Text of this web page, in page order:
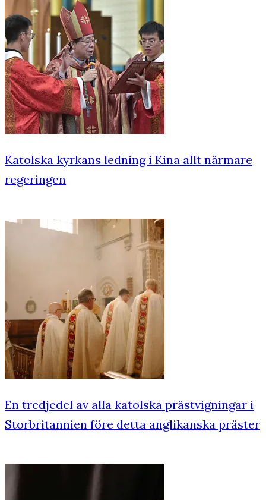
Katolska kyrkans ledning i Kina allt närmare
regeringen
En tredjedel av alla katolska prästvigningar i
Storbritannien före detta anglikanska präster